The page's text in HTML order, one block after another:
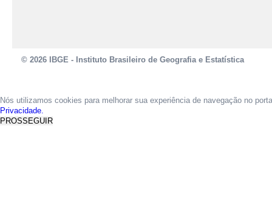
© 2026 IBGE - Instituto Brasileiro de Geografia e Estatística
Nós utilizamos cookies para melhorar sua experiência de navegação no
Privacidade.
PROSSEGUIR